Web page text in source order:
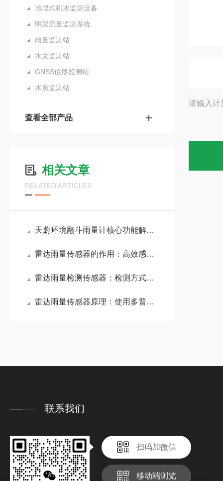
地埋式积水监测设备
明渠流量监测系统
雨量监测站
水文监测站
GNSS位移监测站
水质监测站
查看全部产品
相关文章
RELATED ARTICLES
天蔚环境翻斗雨量计核心功能解析：实时降雨量监测、历史数据存储、超限报警
雷达雨量传感器的作用：高效感知雨量变化，助力农业灌溉与城市排水规划
雷达雨量检测传感器：检测方式更加灵敏，可快速侦测到降雨的起始与结束时间
雷达雨量传感器原理：使用多普勒雷达波技术精准测量降雨的水滴下降速度
请输入计
联系我们
扫码加微信
移动端浏览